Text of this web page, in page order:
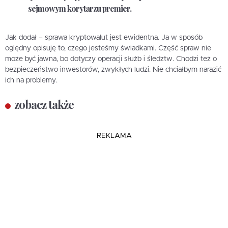
sejmowym korytarzu premier.
Jak dodał – sprawa kryptowalut jest ewidentna. Ja w sposób
oględny opisuję to, czego jesteśmy świadkami. Część spraw nie
może być jawna, bo dotyczy operacji służb i śledztw. Chodzi też o
bezpieczeństwo inwestorów, zwykłych ludzi. Nie chciałbym narazić
ich na problemy.
zobacz także
REKLAMA